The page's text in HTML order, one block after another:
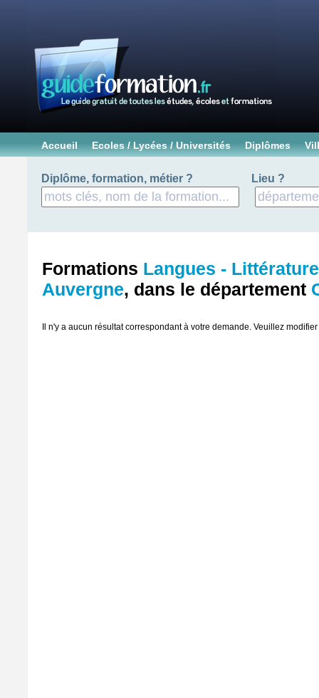
Accueil Ecoles / Lycées / Universités Diplômes
Diplôme, formation, métier ? Lieu ?
Formations Langues -
Auvergne, dans le département
Il n'y a aucun résultat correspondant à votre demande. Veuillez